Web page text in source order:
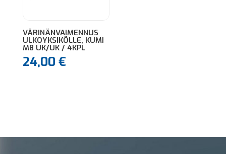
VÄRINÄNVAIMENNUS
ULKOYKSIKÖLLE, KUMI
M8 UK/UK / 4KPL
24,00 €